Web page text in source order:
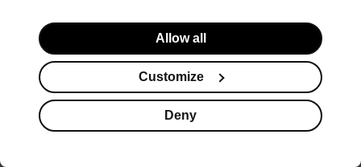
Allow all
Customize
Deny